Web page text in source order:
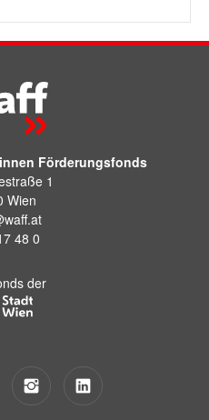
Förderungsfonds
1
Wien
48 0
der